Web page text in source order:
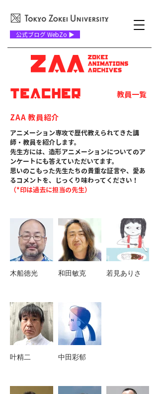
公式ブログ WebZo ▶
TEACHER 教員一覧
ZAA 教員紹介
アニメーション専攻で歴代教えられてきた講
師・教員を紹介します。
先生方には、造形アニメーションについてのア
ンケートにも答えていただいてます。
思いのこもった先生たちの貴重な証言や、愛あ
るコメントを、じっくり味わってください！
（*印は過去に担当の先生）
木船徳光 和田敏克 若見ありさ
叶精二 中田彩郁